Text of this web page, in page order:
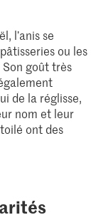
l’anis se
ou les
goût très
de la réglisse,
nom et leur
ont des